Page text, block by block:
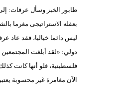
طابور الخبز وسأل عرفات:
بعقله الاستراتيجى مغرما
ليس دائما خياليا، فقد عاد
دولي: «لقد أبلغت
فلسطينية، فلو أنها كانت
الآن مغامرة غير محسوبة